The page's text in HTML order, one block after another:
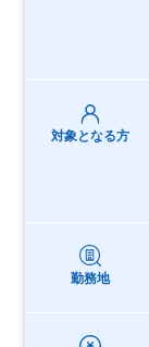
対象となる方
勤務地